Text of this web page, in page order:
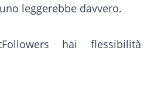
leggerebbe davvero.
hai flessibilità